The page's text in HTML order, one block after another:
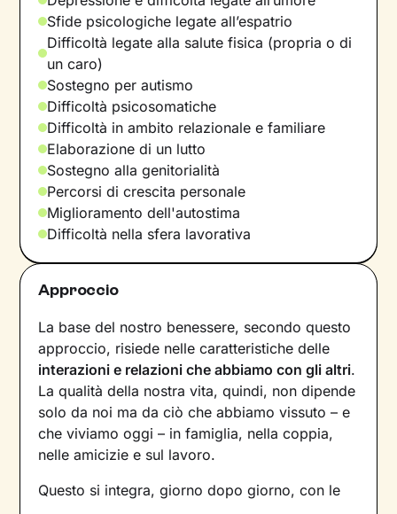
Sfide psicologiche legate all’espatrio
Difficoltà legate alla salute fisica (propria o di
un caro)
Sostegno per autismo
Difficoltà psicosomatiche
Difficoltà in ambito relazionale e familiare
Elaborazione di un lutto
Sostegno alla genitorialità
Percorsi di crescita personale
Miglioramento dell'autostima
Difficoltà nella sfera lavorativa
Approccio
La base del nostro benessere, secondo questo
approccio, risiede nelle caratteristiche delle
interazioni e relazioni che abbiamo con gli altri.
La qualità della nostra vita, quindi, non dipende
solo da noi ma da ciò che abbiamo vissuto – e
che viviamo oggi – in famiglia, nella coppia,
nelle amicizie e sul lavoro.
Questo si integra, giorno dopo giorno, con le